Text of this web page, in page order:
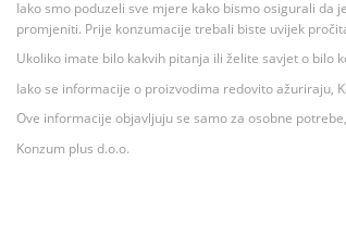
Iako smo poduzeli sve mjere kako bismo osigurali
promjeniti. Prije konzumacije trebali biste uvijek
Ukoliko imate bilo kakvih pitanja ili želite savjet o bilo
Iako se informacije o proizvodima redovito ažuriraju,
Ove informacije objavljuju se samo za osobne
Konzum plus d.o.o.